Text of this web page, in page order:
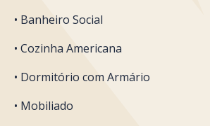
• Banheiro Social
• Cozinha Americana
• Dormitório com Armário
• Mobiliado